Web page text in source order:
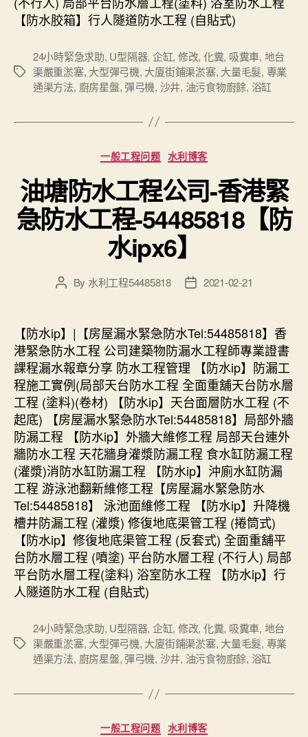
【防水胶箱】行人隧道防水工程 (自貼式)
Tags
24小時緊急求助, U型隔器, 企缸, 修改, 化糞, 吸糞車, 地台
渠嚴重淤塞, 大型彈弓機, 大廈街鋪渠淤塞, 大量毛髮, 專業
通渠方法, 廚房星盤, 彈弓機, 沙井, 油污食物廚餘, 浴缸
Categories
一般工程问题 水利博客
油塘防水工程公司-香港緊
急防水工程-54485818【防
水ipx6】
PostBy 水利工程54485818
Post2021-02-21
【防水ip】|【房屋漏水緊急防水Tel:54485818】香
港緊急防水工程 公司建築物防漏水工程師專業證書
課程漏水報章分享 防水工程管理 【防水ip】防漏工
程施工實例(局部天台防水工程 全面重舖天台防水層
工程 (塗料)(卷材) 【防水ip】天台面層防水工程 (不
起底) 【房屋漏水緊急防水Tel:54485818】局部外牆
防漏工程 【防水ip】外牆大維修工程 局部天台連外
牆防水工程 天花牆身灌漿防漏工程 食水缸防漏工程
(灌漿)消防水缸防漏工程 【防水ip】沖廁水缸防漏
工程 游泳池翻新維修工程【房屋漏水緊急防水
Tel:54485818】 泳池面維修工程 【防水ip】升降機
槽井防漏工程 (灌漿) 修復地底渠管工程 (捲筒式)
【防水ip】修復地底渠管工程 (反套式) 全面重舖平
台防水層工程 (噴塗) 平台防水層工程 (不行人) 局部
平台防水層工程(塗料) 浴室防水工程 【防水ip】行
人隧道防水工程 (自貼式)
Tags
24小時緊急求助, U型隔器, 企缸, 修改, 化糞, 吸糞車, 地台
渠嚴重淤塞, 大型彈弓機, 大廈街鋪渠淤塞, 大量毛髮, 專業
通渠方法, 廚房星盤, 彈弓機, 沙井, 油污食物廚餘, 浴缸
Categories
一般工程问题 水利博客